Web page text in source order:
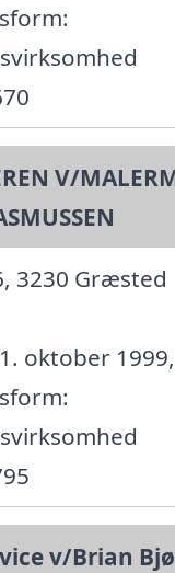
V/
3230 Græsted
oktober 1999,
v/Brian